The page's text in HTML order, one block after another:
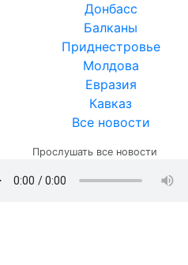
Донбасс
Балканы
Приднестровье
Молдова
Евразия
Кавказ
Все новости
Прослушать все новости